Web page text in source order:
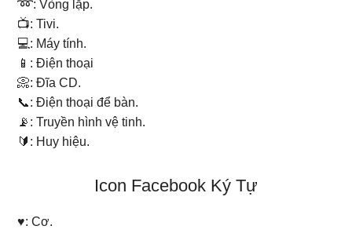
➿: Vòng lặp.
📺: Tivi.
💻: Máy tính.
📱: Điện thoại
📀: Đĩa CD.
📞: Điện thoại để bàn.
📡: Truyền hình vệ tinh.
🔰: Huy hiệu.
Icon Facebook Ký Tự
♥: Cơ.